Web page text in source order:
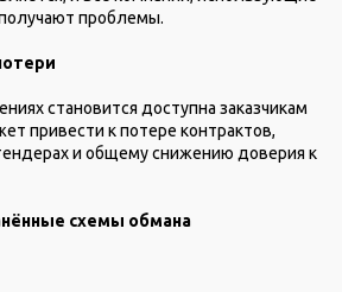
проблемы.
становится доступна заказчикам
привести к потере контрактов,
и общему снижению доверия к
схемы обмана